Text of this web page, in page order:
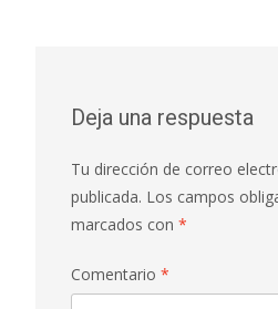
entradas
Deja una respuesta
Tu dirección de correo
publicada. Los campos
marcados con *
Comentario *